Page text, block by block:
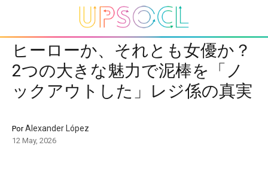
ヒーローか、それとも女優か？
2つの大きな魅力で泥棒を「ノ
ックアウトした」レジ係の真実
PorAlexander López
12 May, 2026